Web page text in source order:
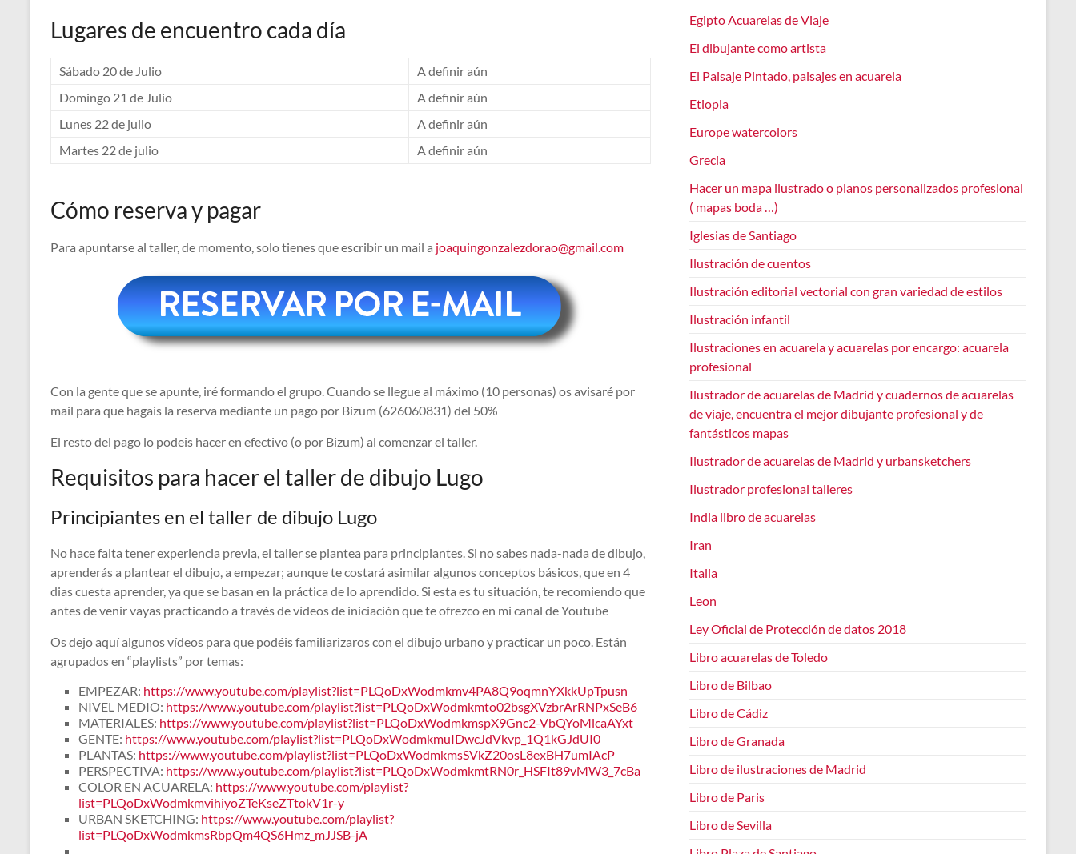
Lugares de encuentro cada día
Sábado 20 de Julio
A definir aún
Domingo 21 de Julio
A definir aún
Lunes 22 de julio
A definir aún
Martes 22 de julio
A definir aún
Cómo reserva y pagar
Para apuntarse al taller, de momento, solo tienes que escribir un mail a joaquingonzalezdorao@gmail.com
Con la gente que se apunte, iré formando el grupo. Cuando se llegue al máximo (10 personas) os avisaré por
mail para que hagais la reserva mediante un pago por Bizum (626060831) del 50%
El resto del pago lo podeis hacer en efectivo (o por Bizum) al comenzar el taller.
Requisitos para hacer el taller de dibujo Lugo
Principiantes en el taller de dibujo Lugo
No hace falta tener experiencia previa, el taller se plantea para principiantes. Si no sabes nada-nada de dibujo,
aprenderás a plantear el dibujo, a empezar; aunque te costará asimilar algunos conceptos básicos, que en 4
dias cuesta aprender, ya que se basan en la práctica de lo aprendido. Si esta es tu situación, te recomiendo que
antes de venir vayas practicando a través de vídeos de iniciación que te ofrezco en mi canal de Youtube
Os dejo aquí algunos vídeos para que podéis familiarizaros con el dibujo urbano y practicar un poco. Están
agrupados en “playlists” por temas:
EMPEZAR: https://www.youtube.com/playlist?list=PLQoDxWodmkmv4PA8Q9oqmnYXkkUpTpusn
NIVEL MEDIO: https://www.youtube.com/playlist?list=PLQoDxWodmkmto02bsgXVzbrArRNPxSeB6
MATERIALES: https://www.youtube.com/playlist?list=PLQoDxWodmkmspX9Gnc2-VbQYoMlcaAYxt
GENTE: https://www.youtube.com/playlist?list=PLQoDxWodmkmuIDwcJdVkvp_1Q1kGJdUI0
PLANTAS: https://www.youtube.com/playlist?list=PLQoDxWodmkmsSVkZ20osL8exBH7umIAcP
PERSPECTIVA: https://www.youtube.com/playlist?list=PLQoDxWodmkmtRN0r_HSFIt89vMW3_7cBa
COLOR EN ACUARELA: https://www.youtube.com/playlist?
list=PLQoDxWodmkmvihiyoZTeKseZTtokV1r-y
URBAN SKETCHING: https://www.youtube.com/playlist?
list=PLQoDxWodmkmsRbpQm4QS6Hmz_mJJSB-jA
Egipto Acuarelas de Viaje
El dibujante como artista
El Paisaje Pintado, paisajes en acuarela
Etiopia
Europe watercolors
Grecia
Hacer un mapa ilustrado o planos personalizados profesional
( mapas boda …)
Iglesias de Santiago
Ilustración de cuentos
Ilustración editorial vectorial con gran variedad de estilos
Ilustración infantil
Ilustraciones en acuarela y acuarelas por encargo: acuarela
profesional
Ilustrador de acuarelas de Madrid y cuadernos de acuarelas
de viaje, encuentra el mejor dibujante profesional y de
fantásticos mapas
Ilustrador de acuarelas de Madrid y urbansketchers
Ilustrador profesional talleres
India libro de acuarelas
Iran
Italia
Leon
Ley Oficial de Protección de datos 2018
Libro acuarelas de Toledo
Libro de Bilbao
Libro de Cádiz
Libro de Granada
Libro de ilustraciones de Madrid
Libro de Paris
Libro de Sevilla